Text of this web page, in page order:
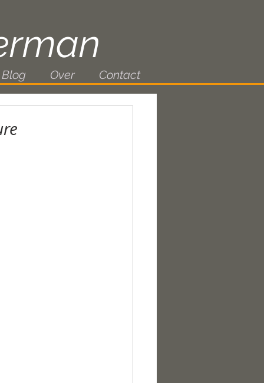
Blog Over Contact